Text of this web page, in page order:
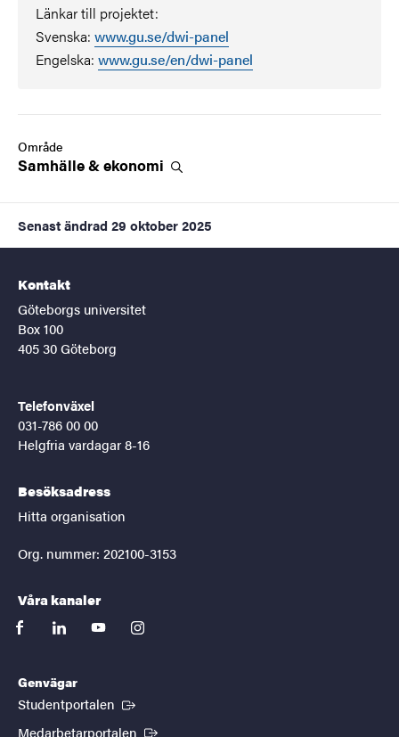
Länkar till projektet:
Svenska: www.gu.se/dwi-panel
Engelska: www.gu.se/en/dwi-panel
Område
Samhälle &ekonomi
Senast ändrad 29 oktober 2025
Kontakt
Göteborgs universitet
Box 100
405 30 Göteborg
Telefonväxel
031-786 00 00
Helgfria vardagar 8-16
Besöksadress
Hitta organisation
Org. nummer: 202100-3153
Våra kanaler
facebooklinkedinyoutubeinstagram
Genvägar
Studentportalen (Extern länk)
Medarbetarportalen (Extern länk)